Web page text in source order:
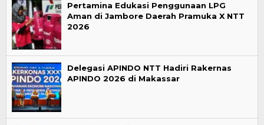
Pertamina Edukasi Penggunaan LPG
Aman di Jambore Daerah Pramuka X NTT
2026
Delegasi APINDO NTT Hadiri Rakernas
APINDO 2026 di Makassar